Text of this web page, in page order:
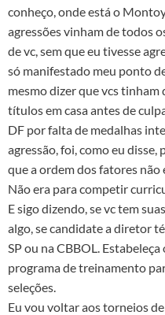
conheço, onde está o
agressões vinham de todos
de vc, sem que eu tivesse
só manifestado meu ponto
mesmo dizer que vcs tinham
títulos em casa antes de
DF por falta de medalhas
agressão, foi, como eu disse,
que a ordem dos fatores não
Não era para competir
E sigo dizendo, se vc tem
algo, se candidate a diretor
SP ou na CBBOL.
programa de treinamento
seleções.
Eu vou voltar aos torneios